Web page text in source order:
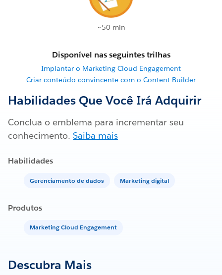
~50 min
Disponível nas seguintes trilhas
Implantar o Marketing Cloud Engagement
Criar conteúdo convincente com o Content Builder
Habilidades Que Você Irá Adquirir
Conclua o emblema para incrementar seu
conhecimento. Saiba mais
Habilidades
Gerenciamento de dados Marketing digital
Produtos
Marketing Cloud Engagement
Descubra Mais